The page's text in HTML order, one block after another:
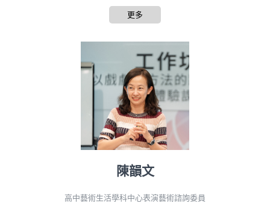
更多
陳韻文
高中藝術生活學科中心表演藝術諮詢委員